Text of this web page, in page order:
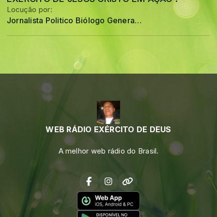
Locução por:
Jornalista Politico Biólogo General JOSÉ SANTOS
WEB RÁDIO EXÉRCITO DE DEUS
A melhor web rádio do Brasil.